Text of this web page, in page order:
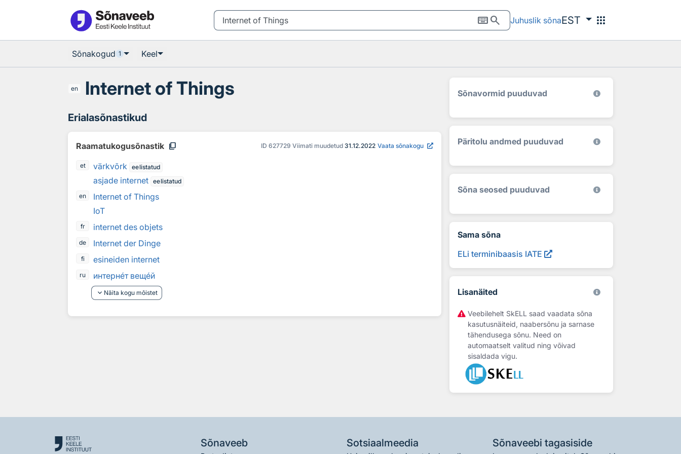
keyboardsearch Juhuslik sõnaEST apps
Sõnakogud 1 Keel
en Internet of Things
Erialasõnastikud
Raamatukogusõnastik content_copy ID 627729 Viimati muudetud 31.12.2022 Vaata sõnakogu
et värkvõrk eelistatud
asjade internet
eelistatud
en
Internet of Things
IoT
fr internet des objets
de Internet der Dinge
fi esineiden internet
ru интернет вещей
keyboard_arrow_down Näita kogu mõistet
Sõnavormid puuduvad
Päritolu andmed puuduvad
Sõna seosed puuduvad
Sama sõna
ELi terminibaasis IATE
Lisanäited
Veebilehelt SkELL saad vaadata sõna
kasutusnäiteid, naabersõnu ja sarnase
tähendusega sõnu. Need on
automaatselt valitud ning võivad
sisaldada vigu.
Sõnaveeb Sotsiaalmeedia Sõnaveebi tagasiside